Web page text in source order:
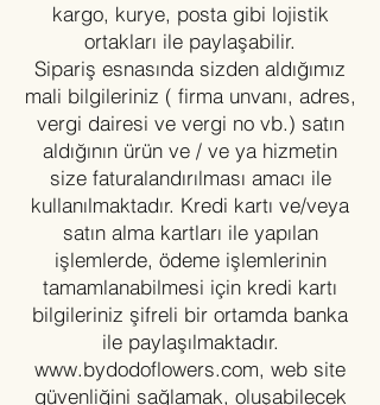
kargo, kurye, posta gibi lojistik
ortakları ile paylaşabilir.
Sipariş esnasında sizden aldığımız
mali bilgileriniz ( firma unvanı, adres,
vergi dairesi ve vergi no vb.) satın
aldığının ürün ve / ve ya hizmetin
size faturalandırılması amacı ile
kullanılmaktadır. Kredi kartı ve/veya
satın alma kartları ile yapılan
işlemlerde, ödeme işlemlerinin
tamamlanabilmesi için kredi kartı
bilgileriniz şifreli bir ortamda banka
ile paylaşılmaktadır.
www.bydodoflowers.com, web site
güvenliğini sağlamak, oluşabilecek